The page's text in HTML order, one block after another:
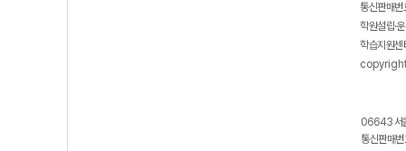
통신판매
학원설립·
학습지원
06643 서
통신판매